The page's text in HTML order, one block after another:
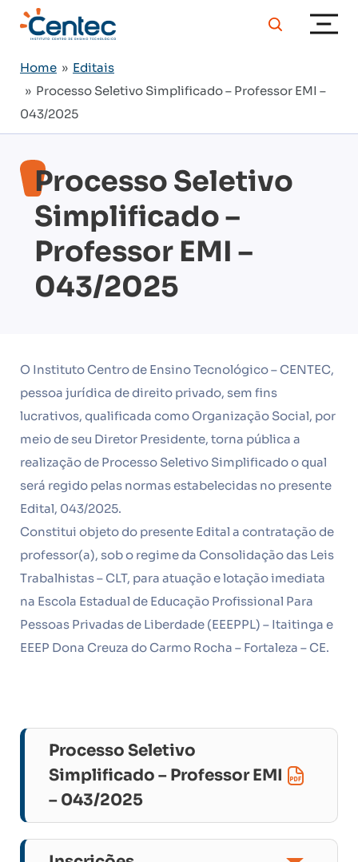
Home » Editais
» Processo Seletivo Simplificado – Professor EMI –
043/2025
Processo Seletivo
Simplificado –
Professor EMI –
043/2025
O Instituto Centro de Ensino Tecnológico – CENTEC,
pessoa jurídica de direito privado, sem fins
lucrativos, qualificada como Organização Social, por
meio de seu Diretor Presidente, torna pública a
realização de Processo Seletivo Simplificado o qual
será regido pelas normas estabelecidas no presente
Edital, 043/2025.
Constitui objeto do presente Edital a contratação de
professor(a), sob o regime da Consolidação das Leis
Trabalhistas – CLT, para atuação e lotação imediata
na Escola Estadual de Educação Profissional Para
Pessoas Privadas de Liberdade (EEEPPL) – Itaitinga e
EEEP Dona Creuza do Carmo Rocha – Fortaleza – CE.
Processo Seletivo
Simplificado – Professor EMI
– 043/2025